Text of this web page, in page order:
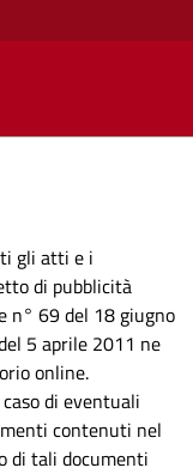
gli atti e i
di pubblicità
n° 69 del 18 giugno
5 aprile 2011 ne
online.
di eventuali
contenuti nel
di tali documenti